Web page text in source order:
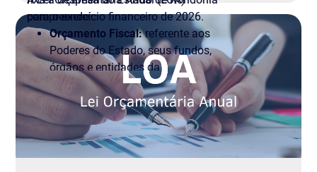
para o exercício financeiro de 2026.
compreende:
Orçamento Fiscal:referente aos
Poderes do Estado, seus fundos,
órgãos e entidades da
administração direta e indireta;
Orçamento da Seguridade Social:
abrangendo órgãos e entidades
vinculados à saúde, previdência e
assistência social;